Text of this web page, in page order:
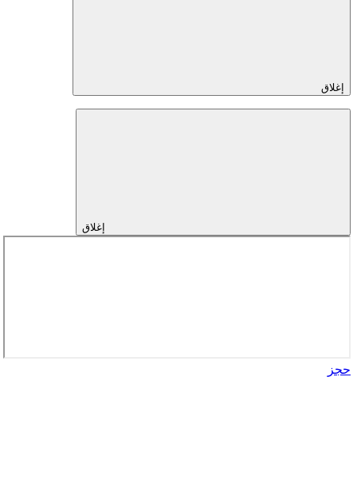
إغلاق
إغلاق
حجز